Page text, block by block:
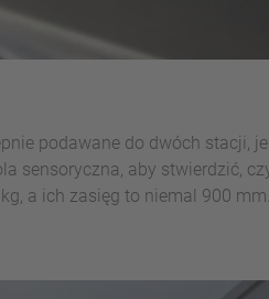
podawane do dwóch stacji,
sensoryczna, aby stwierdzić,
a ich zasięg to niemal 900 mm.